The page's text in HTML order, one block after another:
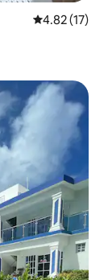
Calificación
4.82 (17)